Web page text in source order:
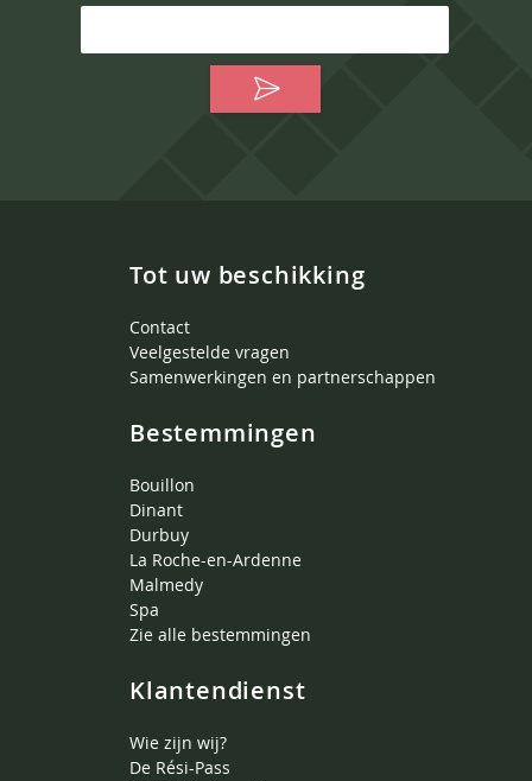
Tot uw beschikking
Contact
Veelgestelde vragen
Samenwerkingen en partnerschappen
Bestemmingen
Bouillon
Dinant
Durbuy
La Roche-en-Ardenne
Malmedy
Spa
Zie alle bestemmingen
Klantendienst
Wie zijn wij?
De Rési-Pass